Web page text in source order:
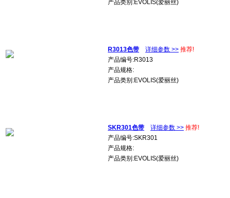
产品类别:EVOLIS(爱丽丝)
R3013色带 详细参数 >> 推荐!
产品编号:R3013
产品规格:
产品类别:EVOLIS(爱丽丝)
SKR301色带 详细参数 >> 推荐!
产品编号:SKR301
产品规格:
产品类别:EVOLIS(爱丽丝)